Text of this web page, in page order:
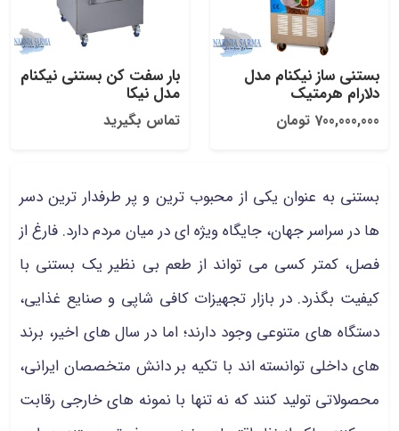
بستنی ساز نیکنام مدل
دلارام هرمتیک
700,000,000 تومان
بار سفت کن بستنی نیکنام
مدل نیکا
تماس بگیرید
بستنی به عنوان یکی از محبوب‌ ترین و پر طرفدار ترین دسر
ها در سراسر جهان، جایگاه ویژه‌ ای در میان مردم دارد. فارغ از
فصل، کمتر کسی می تواند از طعم بی‌ نظیر یک بستنی با
کیفیت بگذرد. در بازار تجهیزات کافی‌ شاپی و صنایع غذایی،
دستگاه‌ های متنوعی وجود دارند؛ اما در سال‌ های اخیر، برند
های داخلی توانسته‌ اند با تکیه بر دانش متخصصان ایرانی،
محصولاتی تولید کنند که نه تنها با نمونه‌ های خارجی رقابت